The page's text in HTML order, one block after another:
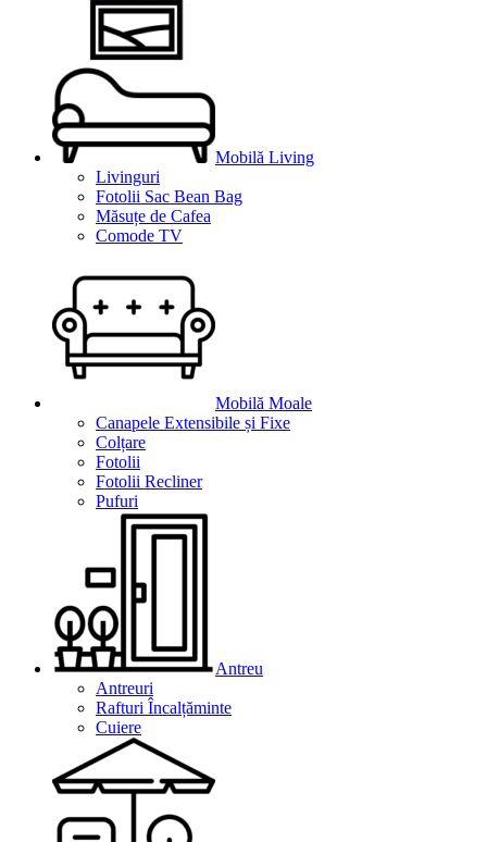
Mobilă Living
Livinguri
Fotolii Sac Bean Bag
Măsuțe de Cafea
Comode TV
Mobilă Moale
Canapele Extensibile și Fixe
Colțare
Fotolii
Fotolii Recliner
Pufuri
Antreu
Antreuri
Rafturi Încalțăminte
Cuiere